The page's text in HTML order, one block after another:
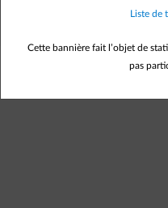
Liste de
Cette bannière fait l’objet de
pas